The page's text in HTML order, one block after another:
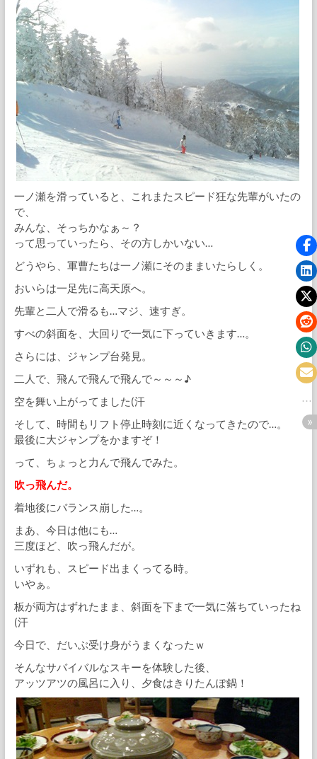
一ノ瀬を滑っていると、これまたスピード狂な先輩がいたの
で、
みんな、そっちかなぁ～？
って思っていったら、その方しかいない…
どうやら、軍曹たちは一ノ瀬にそのままいたらしく。
おいらは一足先に高天原へ。
先輩と二人で滑るも…マジ、速すぎ。
すべの斜面を、大回りで一気に下っていきます…。
さらには、ジャンプ台発見。
二人で、飛んで飛んで飛んで～～～♪
空を舞い上がってました(汗
そして、時間もリフト停止時刻に近くなってきたので…。
最後に大ジャンプをかますぞ！
って、ちょっと力んで飛んでみた。
吹っ飛んだ。
着地後にバランス崩した…。
まあ、今日は他にも…
三度ほど、吹っ飛んだが。
いずれも、スピード出まくってる時。
いやぁ。
板が両方はずれたまま、斜面を下まで一気に落ちていったね
(汗
今日で、だいぶ受け身がうまくなったｗ
そんなサバイバルなスキーを体験した後、
アッツアツの風呂に入り、夕食はきりたんぽ鍋！